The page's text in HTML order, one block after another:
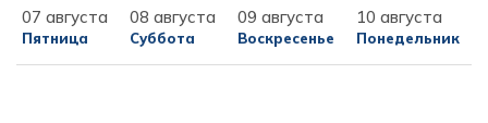
07 августа
Пятница
08 августа
Суббота
09 августа
Воскресенье
10 августа
Понедельник